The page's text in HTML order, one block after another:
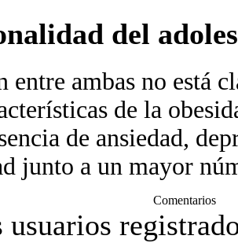
del
entre ambas no está
de la
de ansiedad,
junto a un mayor
Comentarios
usuarios